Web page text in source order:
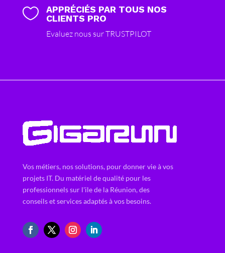

APPRÉCIÉS PAR TOUS NOS
CLIENTS PRO
Evaluez nous sur TRUSTPILOT
Vos métiers, nos solutions, pour donner vie à vos
projets IT. Du matériel de qualité pour les
professionnels sur l'ile de la Réunion, des
conseils et services adaptés à vos besoins.